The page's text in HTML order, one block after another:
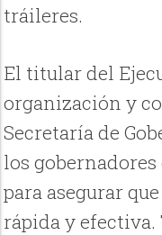
tráileres.
El titular del
organización y
Secretaría de
los
para asegurar
rápida y